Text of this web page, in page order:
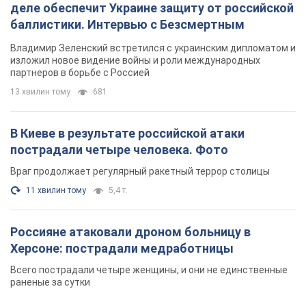
деле обеспечит Украине защиту от российской
баллистики. Интервью с Безсмертным
Владимир Зеленский встретился с украинским дипломатом и
изложил новое видение войны и роли международных
партнеров в борьбе с Россией
13 хвилин тому 681
В Киеве в результате российской атаки
пострадали четыре человека. Фото
Враг продолжает регулярный ракетный террор столицы
11 хвилин тому 5,4 т.
Россияне атаковали дроном больницу в
Херсоне: пострадали медработницы
Всего пострадали четыре женщины, и они не единственные
раненые за сутки